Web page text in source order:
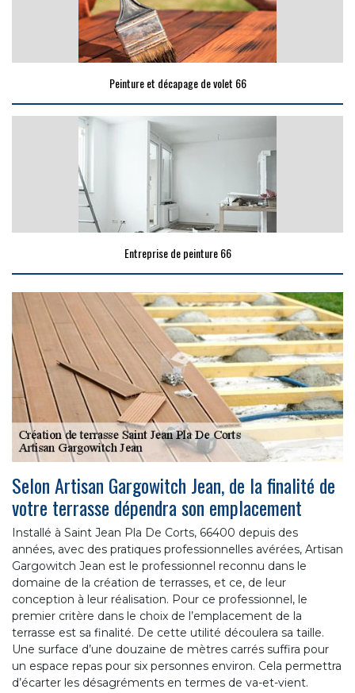
Peinture et décapage de volet 66
Entreprise de peinture 66
Selon Artisan Gargowitch Jean, de la finalité de
votre terrasse dépendra son emplacement
Installé à Saint Jean Pla De Corts, 66400 depuis des
années, avec des pratiques professionnelles avérées, Artisan
Gargowitch Jean est le professionnel reconnu dans le
domaine de la création de terrasses, et ce, de leur
conception à leur réalisation. Pour ce professionnel, le
premier critère dans le choix de l’emplacement de la
terrasse est sa finalité. De cette utilité découlera sa taille.
Une surface d’une douzaine de mètres carrés suffira pour
un espace repas pour six personnes environ. Cela permettra
d’écarter les désagréments en termes de va-et-vient.